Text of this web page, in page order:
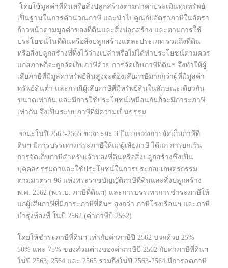
โดยใช้มูลค่าที่ดินหรือสิ่งปลูกสร้างตามราคาประเมินทุนทรัพย์
เป็นฐานในการคำนวณภาษี และนำไปคูณกับอัตราภาษีในอัตรา
ก้าวหน้าตามมูลค่าของที่ดินและสิ่งปลูกสร้าง และตามการใช้
ประโยชน์ในที่ดินหรือสิ่งปลูกสร้างแต่ละประเภท รวมถึงที่ดิน
หรือสิ่งปลูกสร้างที่ทิ้งไว้ว่างเปล่าหรือไม่ได้ทำประโยชน์ตามควร
แก่สภาพก็จะถูกจัดเก็บภาษีด้วย การจัดเก็บภาษีที่ดินฯ จึงทำให้ผู้
เสียภาษีที่มีมูลค่าทรัพย์สินสูงจะต้องเสียภาษีมากกว่าผู้ที่มีมูลค่า
ทรัพย์สินต่ำ และกรณีผู้เสียภาษีที่มีทรัพย์สินในลักษณะเดียวกัน
ขนาดเท่ากัน และมีการใช้ประโยชน์เหมือนกันก็จะมีภาระภาษี
เท่ากัน จึงเป็นระบบภาษีที่มีความเป็นธรรม
ขณะในปี 2563-2565 ช่วงระยะ 3 ปีแรกของการจัดเก็บภาษีที่
ดินฯ มีการบรรเทาภาระภาษีให้แก่ผู้เสียภาษี ได้แก่ การยกเว้น
การจัดเก็บภาษีสำหรับเจ้าของที่ดินหรือสิ่งปลูกสร้างซึ่งเป็น
บุคคลธรรมดาและใช้ประโยชน์ในการประกอบเกษตรกรรม
ตามมาตรา 96 แห่งพระราชบัญญัติภาษีที่ดินและสิ่งปลูกสร้าง
พ.ศ. 2562 (พ.ร.บ. ภาษีที่ดินฯ) และการบรรเทาการชำระภาษีให้
แก่ผู้เสียภาษีที่มีภาระภาษีที่ดินฯ สูงกว่า ภาษีโรงเรือนฯ และภาษี
บำรุงท้องที่ ในปี 2562 (ค่าภาษีปี 2562)
โดยให้ชำระภาษีที่ดินฯ เท่ากับค่าภาษีปี 2562 บวกด้วย 25%
50% และ 75% ของส่วนต่างของค่าภาษีปี 2562 กับค่าภาษีที่ดินฯ
ในปี 2563, 2564 และ 2565 รวมถึงในปี 2563-2564 มีการลดภาษี